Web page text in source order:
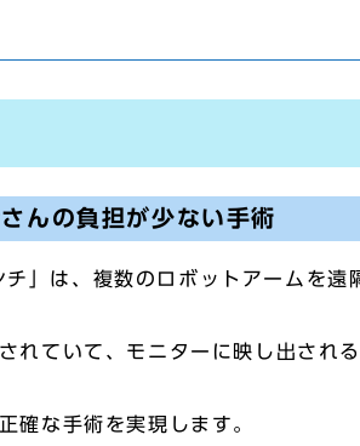
んの負担が少ない手術
は、複数のロボットアームを遠
れていて、モニターに映し出され
確な手術を実現します。